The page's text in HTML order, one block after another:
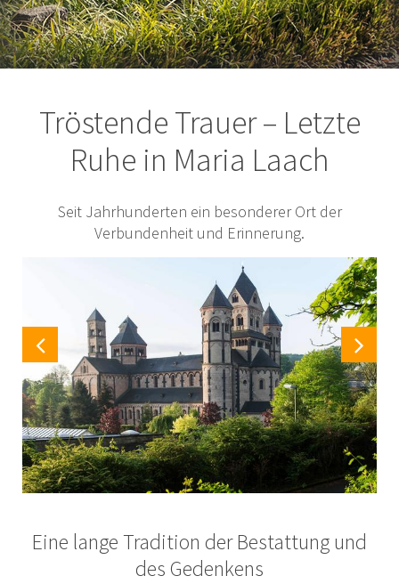
Tröstende Trauer – Letzte
Ruhe in Maria Laach
Seit Jahrhunderten ein besonderer Ort der
Verbundenheit und Erinnerung.
Eine lange Tradition der Bestattung und
des Gedenkens